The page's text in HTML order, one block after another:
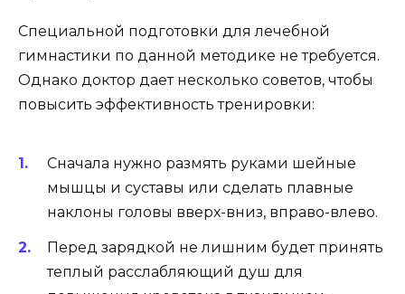
Специальной подготовки для лечебной
гимнастики по данной методике не требуется.
Однако доктор дает несколько советов, чтобы
повысить эффективность тренировки:
Сначала нужно размять руками шейные
мышцы и суставы или сделать плавные
наклоны головы вверх-вниз, вправо-влево.
Перед зарядкой не лишним будет принять
теплый расслабляющий душ для